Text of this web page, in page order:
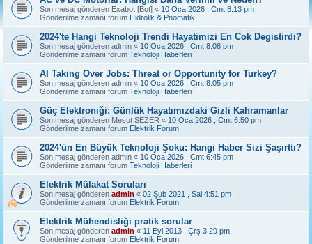
Son mesaj gönderen Exabot [Bot] « 10 Oca 2026 , Cmt 8:13 pm
Gönderilme zamanı forum Hidrolik & Pnömatik
2024'te Hangi Teknoloji Trendi Hayatimizi En Cok Degistirdi?
Son mesaj gönderen admin « 10 Oca 2026 , Cmt 8:08 pm
Gönderilme zamanı forum Teknoloji Haberleri
AI Taking Over Jobs: Threat or Opportunity for Turkey?
Son mesaj gönderen admin « 10 Oca 2026 , Cmt 8:05 pm
Gönderilme zamanı forum Teknoloji Haberleri
Güç Elektroniği: Günlük Hayatımızdaki Gizli Kahramanlar
Son mesaj gönderen Mesut SEZER « 10 Oca 2026 , Cmt 6:50 pm
Gönderilme zamanı forum Elektrik Forum
2024'ün En Büyük Teknoloji Şoku: Hangi Haber Sizi Şaşırttı?
Son mesaj gönderen admin « 10 Oca 2026 , Cmt 6:45 pm
Gönderilme zamanı forum Teknoloji Haberleri
Elektrik Mülakat Soruları
Son mesaj gönderen admin « 02 Şub 2021 , Sal 4:51 pm
Gönderilme zamanı forum Elektrik Forum
Elektrik Mühendisliği pratik sorular
Son mesaj gönderen admin « 11 Eyl 2013 , Çrş 3:29 pm
Gönderilme zamanı forum Elektrik Forum